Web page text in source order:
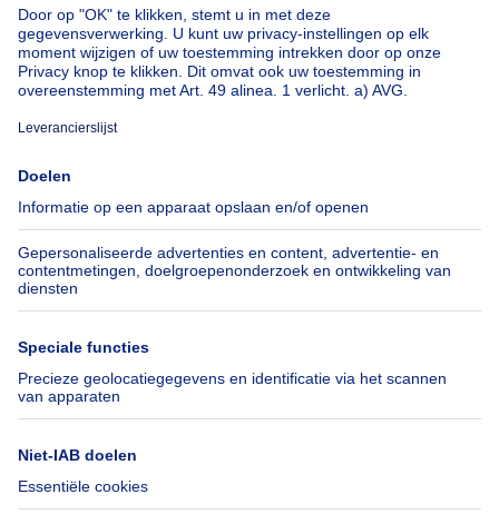
Huis te koop met 3 slaapkamers Deurne
Over
Immoweb
Pers
Jobs
Axel Springer Group
SeLoger.com
Immowelt.de
Tools
Belfius
Verzekeringen
Verhuis checklist
Hulp
Veelgestelde vragen
Toegankelijkheid
Contacteer ons
Volg ons
LinkedIn